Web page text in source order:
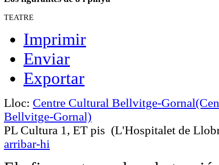
TEATRE
Imprimir
Enviar
Exportar
Lloc: Centre Cultural Bellvitge-Gornal
Bellvitge-Gornal)
PL Cultura 1, ET pis (L'Hospitalet de
arribar-hi